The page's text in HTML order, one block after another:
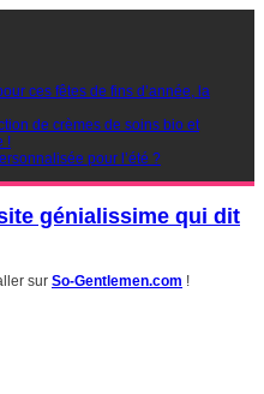
ces fêtes de fins d’année, la
de crèmes de soins bio et
!
pour l’été ?
génialissime qui dit
sur So-Gentlemen.com !